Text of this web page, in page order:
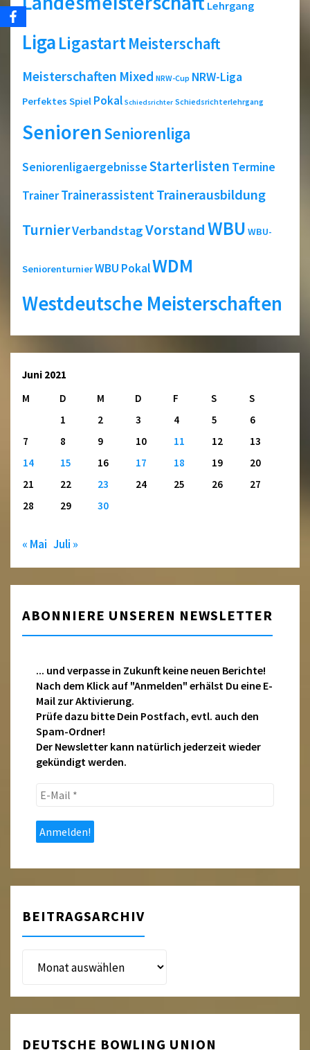
Lehrgang
LigaLigastartMeisterschaft
Meisterschaften Mixed NRW-Cup NRW-Liga
Perfektes Spiel Pokal Schiedsrichter Schiedsrichterlehrgang
SeniorenSeniorenliga
SeniorenligaergebnisseStarterlisten Termine
TrainerTrainerassistentTrainerausbildung
TurnierVerbandstagVorstandWBU WBU-
SeniorenturnierWBU PokalWDM
Westdeutsche Meisterschaften
Juni 2021
M
D M D F S
S
1
2 3 4 5
6
7
8 9 10 11 12
13
14
15 16 17 18 19
20
21
22 23 24 25 26
27
28
29 30
« Mai Juli »
ABONNIERE UNSEREN NEWSLETTER
... und verpasse in Zukunft keine neuen Berichte!
Nach dem Klick auf "Anmelden" erhälst Du eine E-
Mail zur Aktivierung.
Prüfe dazu bitte Dein Postfach, evtl. auch den
Spam-Ordner!
Der Newsletter kann natürlich jederzeit wieder
gekündigt werden.
E-
*
BEITRAGSARCHIV
Beitragsarchiv
DEUTSCHE BOWLING UNION